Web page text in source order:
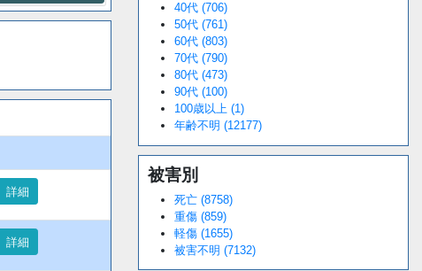
詳細
詳細
40代 (706)
50代 (761)
60代 (803)
70代 (790)
80代 (473)
90代 (100)
100歳以上 (1)
年齢不明 (12177)
被害別
死亡 (8758)
重傷 (859)
軽傷 (1655)
被害不明 (7132)